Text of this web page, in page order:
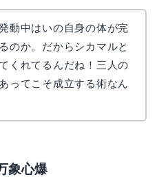
動中はいの自身の体が完
のか。だからシカマルと
くれてるんだね！三人の
ってこそ成立する術なん
象心爆